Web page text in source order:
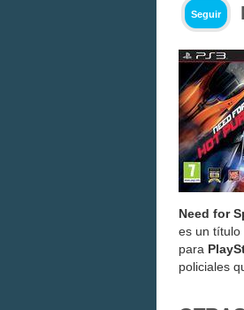
Seguir
Need for
es un título
para
policiales